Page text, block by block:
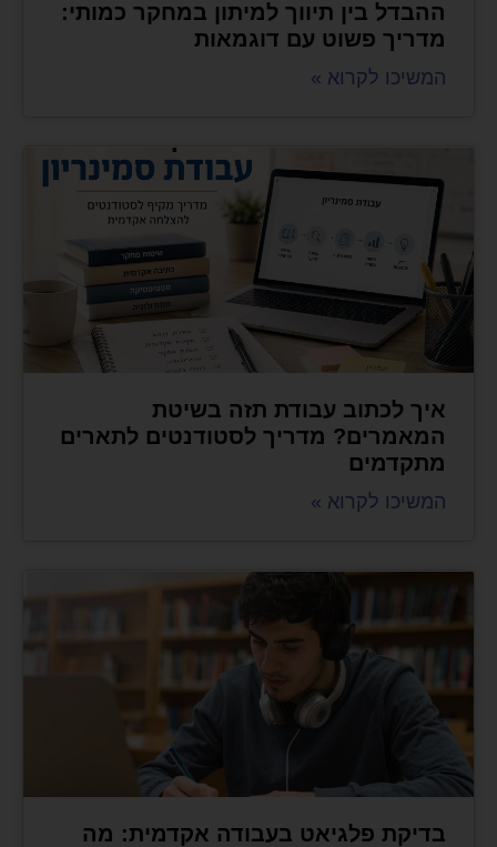
ההבדל בין תיווך למיתון במחקר כמותי:
מדריך פשוט עם דוגמאות
המשיכו לקרוא »
איך לכתוב עבודת תזה בשיטת
המאמרים? מדריך לסטודנטים לתארים
מתקדמים
המשיכו לקרוא »
בדיקת פלגיאט בעבודה אקדמית: מה